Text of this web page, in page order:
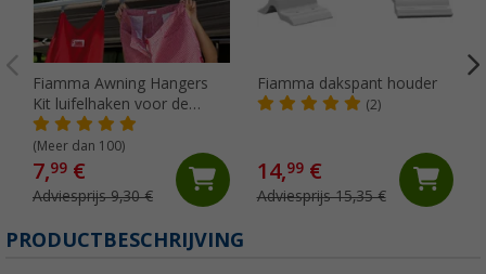
Fiamma Awning Hangers
Kit luifelhaken voor de
peesgeleider
(Meer dan 100)
7,99 €
Adviesprijs 9,30 €
Fiamma dakspant houder
(2)
14,99€
Adviesprijs 15,35 €
PRODUCTBESCHRIJVING